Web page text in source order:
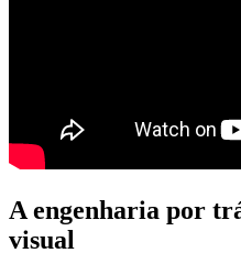
A engenharia por
visual